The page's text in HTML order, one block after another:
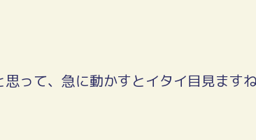
って、急に動かすとイタイ目見ます